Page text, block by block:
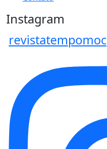
Instagram
revistatempomoc